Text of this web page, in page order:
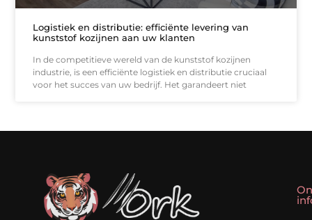
Logistiek en distributie: efficiënte levering van
kunststof kozijnen aan uw klanten
In de competitieve wereld van de kunststof kozijnen
industrie, is een efficiënte logistiek en distributie cruciaal
voor het succes van uw bedrijf. Het garandeert niet